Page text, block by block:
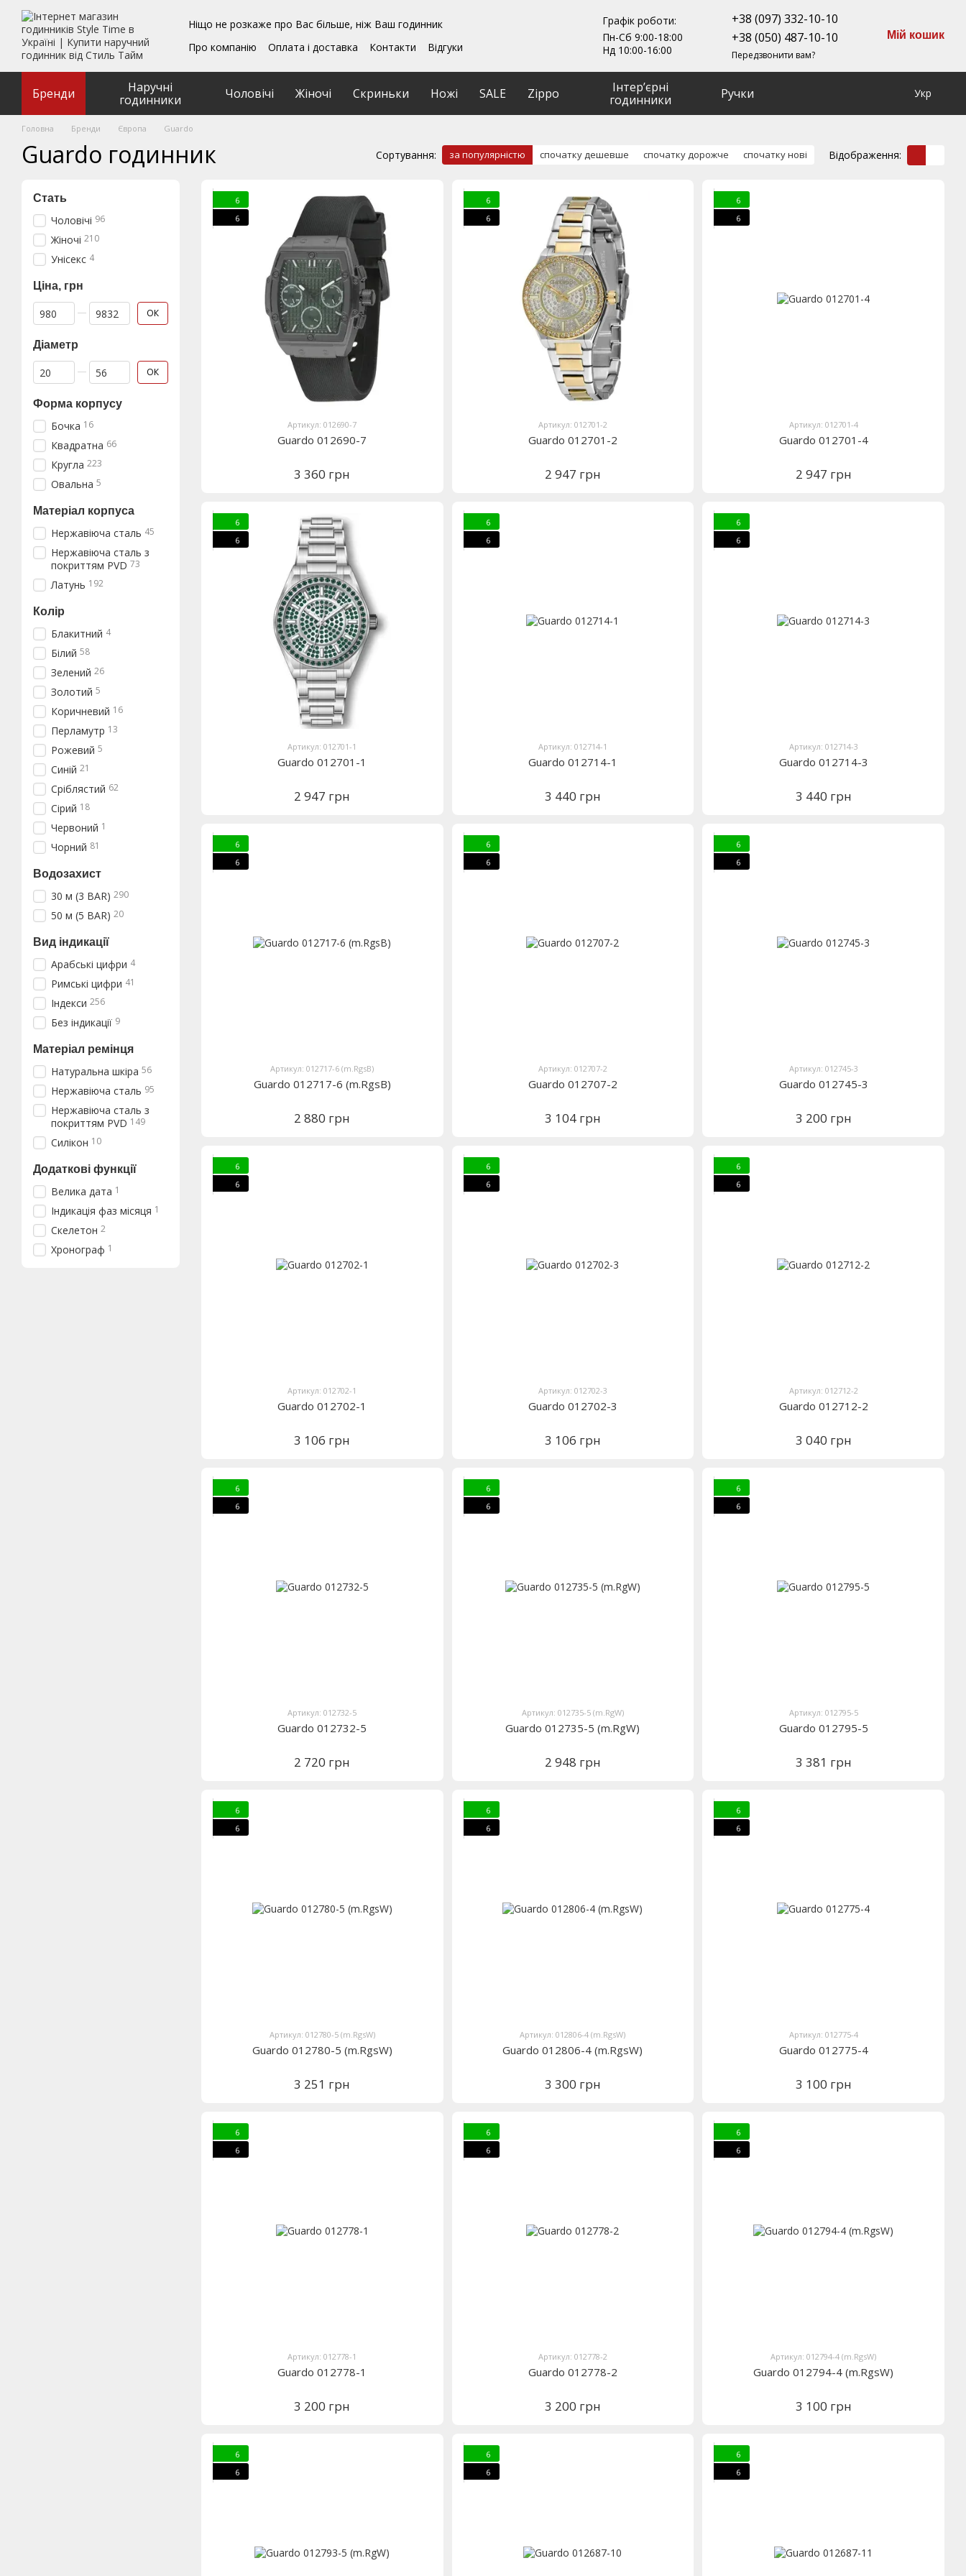
Перейти до основного контенту
Ніщо не розкаже про Вас більше, ніж Ваш годинник
Про компанію
Оплата і доставка Контакти
Відгуки
Угода користувача
Графік роботи:
Пн-Сб 9:00-18:00
Нд 10:00-16:00
+38 (097) 332-10-10
+38 (050) 487-10-10
Передзвонити вам?
Мій кошик
Бренди
Наручні
годинники
Чоловічі Жіночі Скриньки Ножі SALE Zippo
Інтерʼєрні
годинники
Ручки Укр
Головна Бренди Європа Guardo
Guardo годинник Сортування: за популярністю спочатку дешевше спочатку дорожче спочатку нові Відображення:
6
6
Артикул: 012690-7
Guardo 012690-7
3 360 грн
6
6
Артикул: 012701-2
Guardo 012701-2
2 947 грн
6
6
Артикул: 012701-4
Guardo 012701-4
2 947 грн
6
6
Артикул: 012701-1
Guardo 012701-1
2 947 грн
6
6
Артикул: 012714-1
Guardo 012714-1
3 440 грн
6
6
Артикул: 012714-3
Guardo 012714-3
3 440 грн
6
6
Артикул: 012717-6 (m.RgsB)
Guardo 012717-6 (m.RgsB)
2 880 грн
6
6
Артикул: 012707-2
Guardo 012707-2
3 104 грн
6
6
Артикул: 012745-3
Guardo 012745-3
3 200 грн
6
6
Артикул: 012702-1
Guardo 012702-1
3 106 грн
6
6
Артикул: 012702-3
Guardo 012702-3
3 106 грн
6
6
Артикул: 012712-2
Guardo 012712-2
3 040 грн
6
6
Артикул: 012732-5
Guardo 012732-5
2 720 грн
6
6
Артикул: 012735-5 (m.RgW)
Guardo 012735-5 (m.RgW)
2 948 грн
6
6
Артикул: 012795-5
Guardo 012795-5
3 381 грн
6
6
Артикул: 012780-5 (m.RgsW)
Guardo 012780-5 (m.RgsW)
3 251 грн
6
6
Артикул: 012806-4 (m.RgsW)
Guardo 012806-4 (m.RgsW)
3 300 грн
6
6
Артикул: 012775-4
Guardo 012775-4
3 100 грн
6
6
Артикул: 012778-1
Guardo 012778-1
3 200 грн
6
6
Артикул: 012778-2
Guardo 012778-2
3 200 грн
6
6
Артикул: 012794-4 (m.RgsW)
Guardo 012794-4 (m.RgsW)
3 100 грн
6
6
6
6
6
6
Стать
Чоловічі 96
Жіночі 210
Унісекс 4
Ціна, грн
Від Ціна, грн
До Ціна, грн ОК
Діаметр
Від Діаметр
До Діаметр ОК
Форма корпусу
Бочка 16
Квадратна 66
Кругла 223
Овальна 5
Матеріал корпуса
Нержавіюча сталь 45
Нержавіюча сталь з
покриттям PVD 73
Латунь 192
Колір
Блакитний 4
Білий 58
Зелений 26
Золотий 5
Коричневий 16
Перламутр 13
Рожевий 5
Синій 21
Сріблястий 62
Сірий 18
Червоний 1
Чорний 81
Водозахист
30 м (3 BAR) 290
50 м (5 BAR) 20
Вид індикації
Арабські цифри 4
Римські цифри 41
Індекси 256
Без індикації 9
Матеріал ремінця
Натуральна шкіра 56
Нержавіюча сталь 95
Нержавіюча сталь з
покриттям PVD 149
Силікон 10
Додаткові функції
Велика дата 1
Індикація фаз місяця 1
Скелетон 2
Хронограф 1